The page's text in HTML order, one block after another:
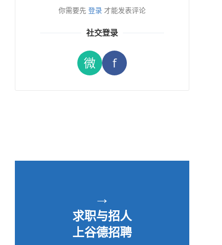
你需要先 登录 才能发表评论
社交登录
微 f
→
求职与招人
上谷德招聘